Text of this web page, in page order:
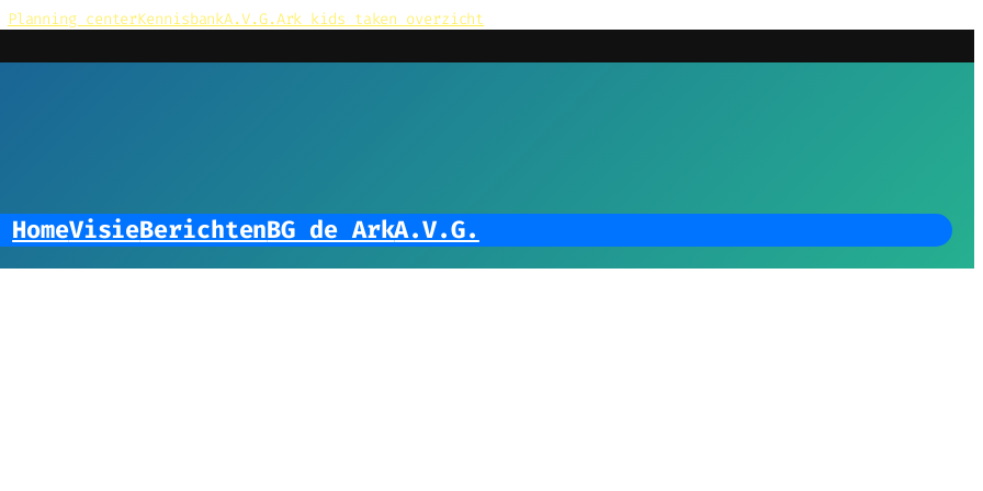
Planning centerKennisbankA.V.G.Ark kids taken overzicht
HomeVisieBerichtenBG de ArkA.V.G.